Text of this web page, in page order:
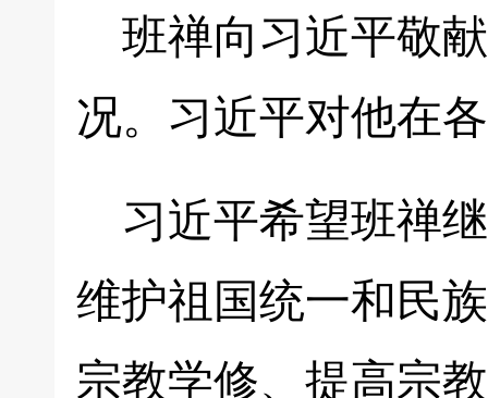
班禅向习近平敬
况。习近平对他在
习近平希望班禅
维护祖国统一和民
宗教学修、提高宗